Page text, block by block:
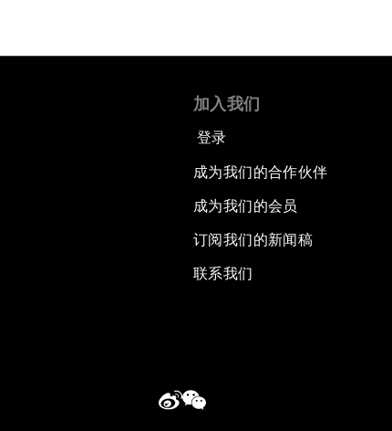
加入我们
登录
成为我们的合作伙伴
成为我们的会员
订阅我们的新闻稿
联系我们